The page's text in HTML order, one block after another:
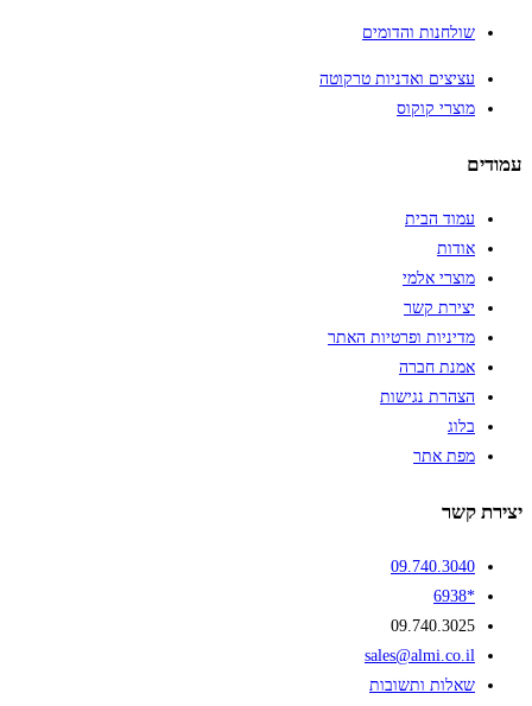
שולחנות והדומים
עציצים ואדניות טרקוטה
מוצרי קוקוס
עמודים
עמוד הבית
אודות
מוצרי אלמי
יצירת קשר
מדיניות ופרטיות האתר
אמנת חברה
הצהרת נגישות
בלוג
מפת אתר
יצירת קשר
09.740.3040
*6938
09.740.3025
sales@almi.co.il
שאלות ותשובות